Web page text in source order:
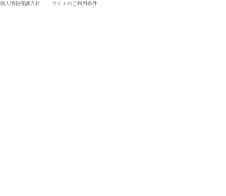
個人情報保護方針 サイトのご利用条件